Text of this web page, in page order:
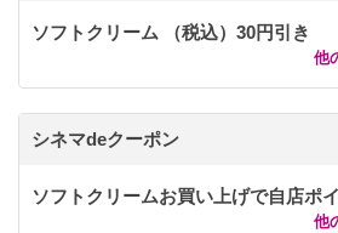
ソフトクリーム （税込）30円引き
他
シネマdeクーポン
ソフトクリームお買い上げで自店ポ
他